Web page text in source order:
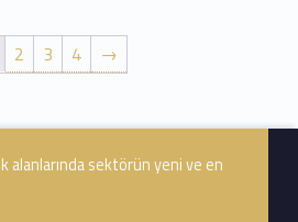
2 3 4
→
alanlarında sektörün yeni ve en